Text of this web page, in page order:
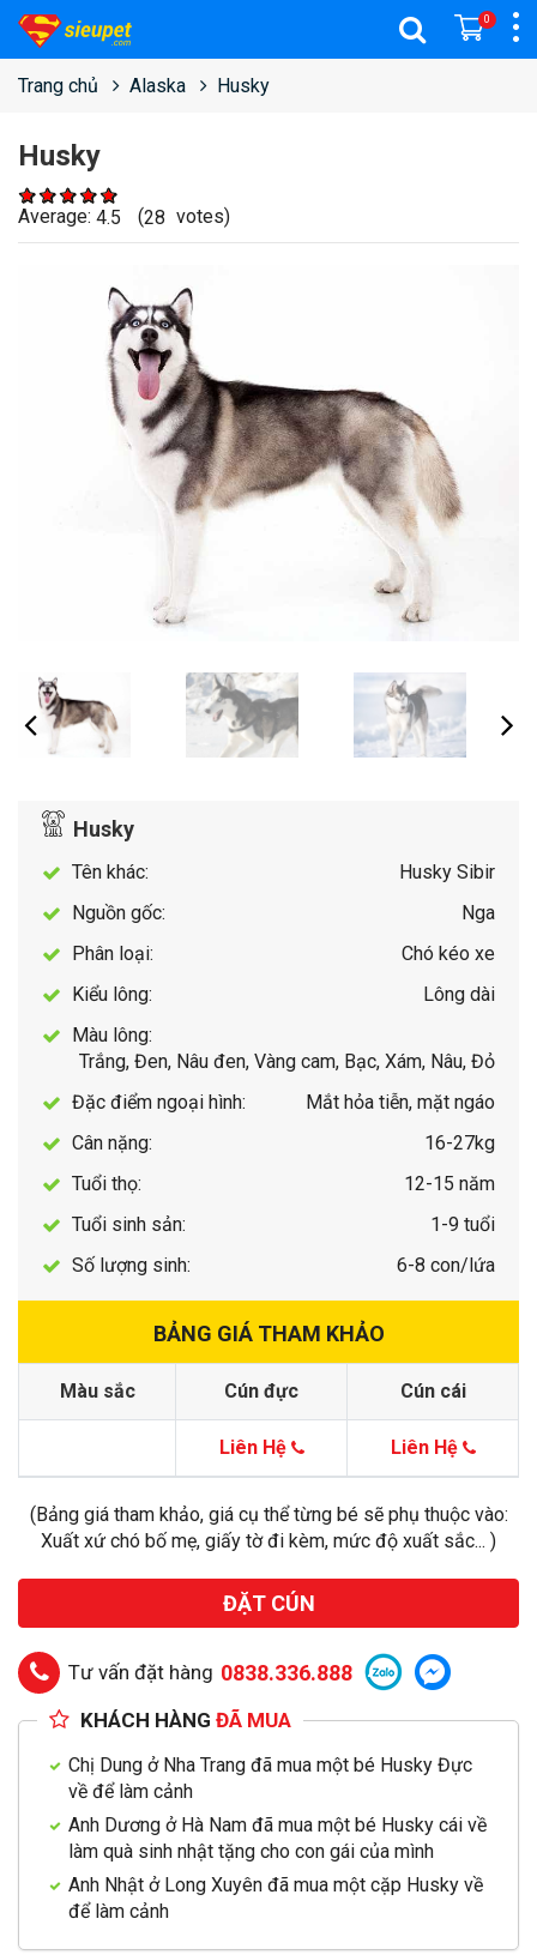
0
Trang chủ Alaska Husky
Husky
Average: 4.5 (28 votes)
Husky
Tên khác:
Husky Sibir
Nguồn gốc:
Nga
Phân loại:
Chó kéo xe
Kiểu lông:
Lông dài
Màu lông:
Trắng, Đen, Nâu đen, Vàng cam, Bạc, Xám, Nâu, Đỏ
Đặc điểm ngoại hình:
Mắt hỏa tiễn, mặt ngáo
Cân nặng:
16-27kg
Tuổi thọ:
12-15 năm
Tuổi sinh sản:
1-9 tuổi
Số lượng sinh:
6-8 con/lứa
BẢNG GIÁ THAM KHẢO
Màu sắc Cún đực Cún cái
Liên Hệ Liên Hệ
(Bảng giá tham khảo, giá cụ thể từng bé sẽ phụ thuộc vào:
Xuất xứ chó bố mẹ, giấy tờ đi kèm, mức độ xuất sắc... )
ĐẶT CÚN
Tư vấn đặt hàng 0838.336.888
KHÁCH HÀNG ĐÃ MUA
Chị Dung ở Nha Trang đã mua một bé Husky Đực
về để làm cảnh
Anh Dương ở Hà Nam đã mua một bé Husky cái về
làm quà sinh nhật tặng cho con gái của mình
Anh Nhật ở Long Xuyên đã mua một cặp Husky về
để làm cảnh